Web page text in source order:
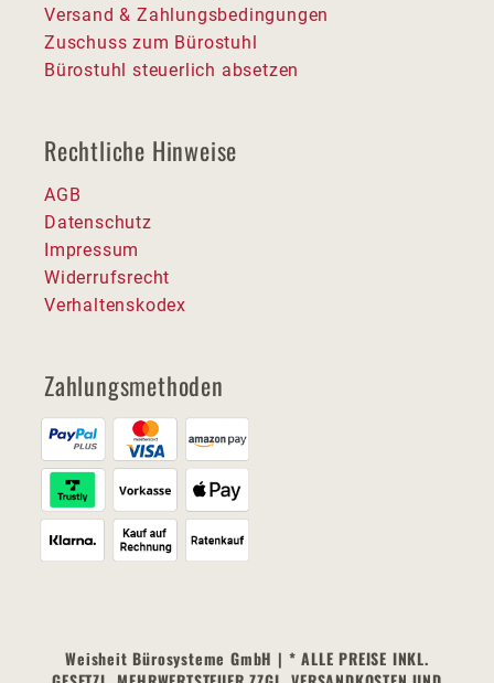
Versand & Zahlungsbedingungen
Zuschuss zum Bürostuhl
Bürostuhl steuerlich absetzen
Rechtliche Hinweise
AGB
Datenschutz
Impressum
Widerrufsrecht
Verhaltenskodex
Zahlungsmethoden
Weisheit Bürosysteme GmbH | * ALLE PREISE INKL.